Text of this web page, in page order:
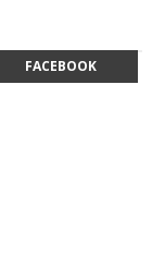
FACEBOOK